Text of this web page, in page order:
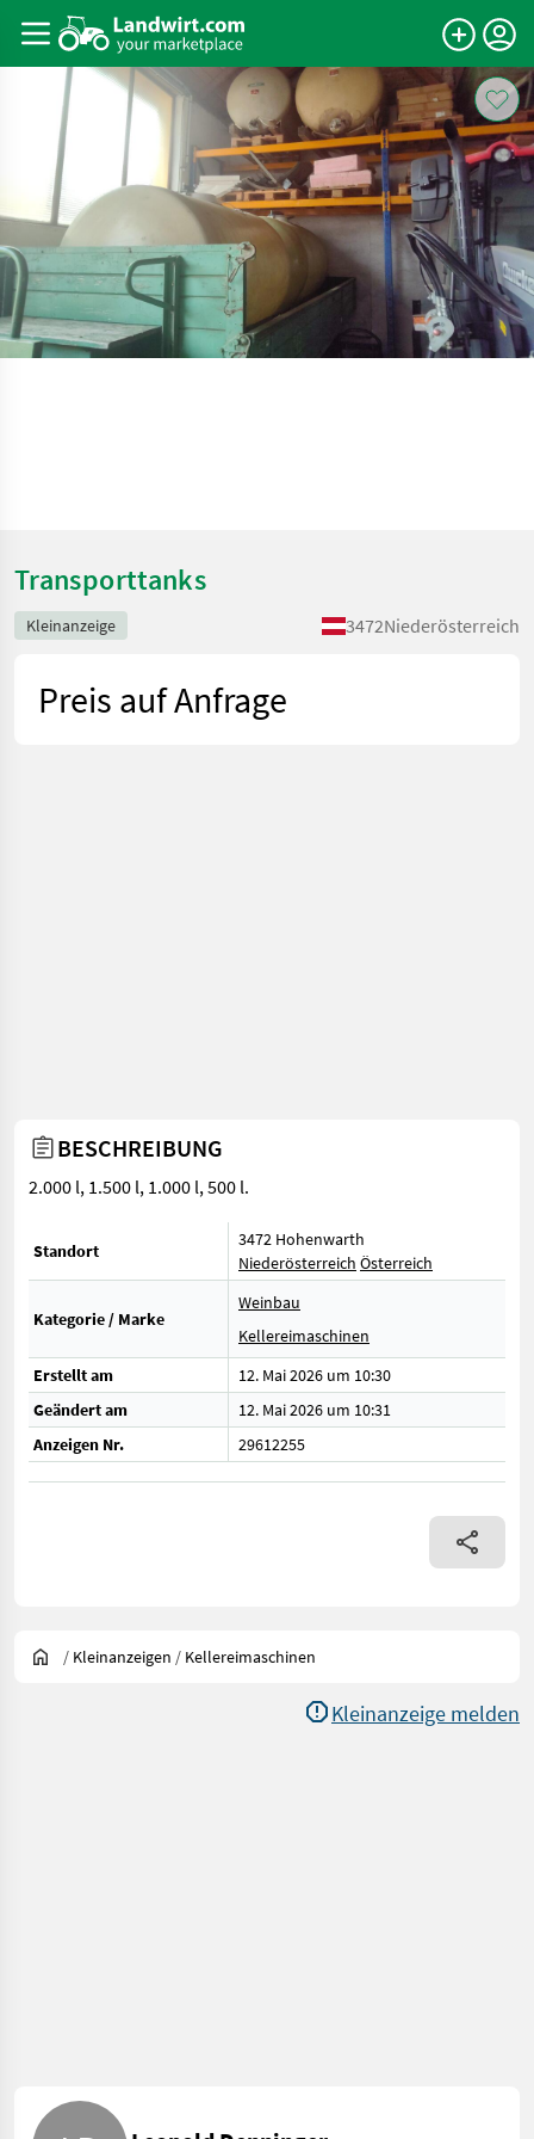
Transporttanks
Kleinanzeige 3472Niederösterreich
Preis auf Anfrage
BESCHREIBUNG
2.000 l, 1.500 l, 1.000 l, 500 l.
Standort
3472 Hohenwarth
Niederösterreich Österreich
Kategorie / Marke
Weinbau
Kellereimaschinen
Erstellt am
12. Mai 2026 um 10:30
Geändert am
12. Mai 2026 um 10:31
Anzeigen Nr.
29612255
/ Kleinanzeigen / Kellereimaschinen
Kleinanzeige melden